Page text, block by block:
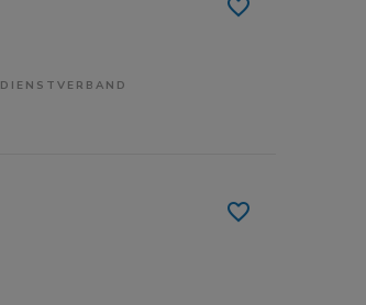
DIENSTVERBAND